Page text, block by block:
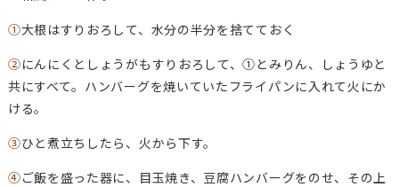
①大根はすりおろして、水分の半分を捨てておく
②にんにくとしょうがもすりおろして、①とみりん、しょうゆと
共にすべて。ハンバーグを焼いていたフライパンに入れて火にか
ける。
③ひと煮立ちしたら、火から下す。
④ご飯を盛った器に、目玉焼き、豆腐ハンバーグをのせ、その上